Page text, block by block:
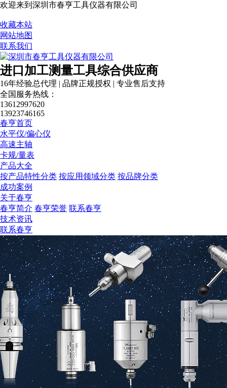
欢迎来到深圳市春亨工具仪器有限公司
收藏本站
网站地图
联系我们
进口加工测量工具综合供应商
16年经验总代理 | 品牌正规授权 | 专业售后支持
全国服务热线：
13612997620
13923746165
春亨首页
水平仪/偏心仪
高速主轴
卡规/量表
产品大全
按产品特性分类 按应用领域分类 按品牌分类
成功案例
关于春亨
春亨简介 春亨荣誉 联系春亨
技术资讯
联系春亨
营业执照